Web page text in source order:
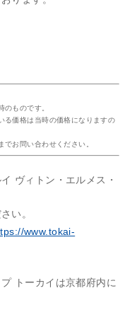
ものです。
る価格は当時の価格になりますの
お問い合わせください。
ヴィトン・エルメス・
い。
www.tokai-
トーカイは京都府内に